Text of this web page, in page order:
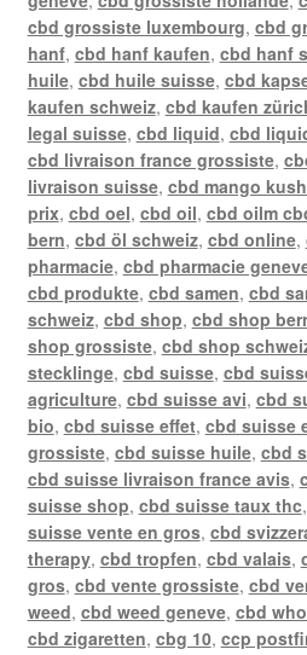
cbd grossiste luxembourg, cbd
hanf, cbd hanf kaufen, cbd hanf
huile, cbd huile suisse, cbd
kaufen schweiz, cbd kaufen
legal suisse, cbd liquid, cbd
cbd livraison france grossiste,
livraison suisse, cbd mango
prix, cbd oel, cbd oil, cbd oilm
bern, cbd öl schweiz, cbd online,
pharmacie, cbd pharmacie
cbd produkte, cbd samen, cbd
schweiz, cbd shop, cbd shop
shop grossiste, cbd shop
stecklinge, cbd suisse, cbd
agriculture, cbd suisse avi, cbd
bio, cbd suisse effet, cbd suisse
grossiste, cbd suisse huile, cbd
cbd suisse livraison france avis,
suisse shop, cbd suisse taux thc,
suisse vente en gros, cbd
therapy, cbd tropfen, cbd valais,
gros, cbd vente grossiste, cbd
weed, cbd weed geneve, cbd
cbd zigaretten, cbg 10, ccp